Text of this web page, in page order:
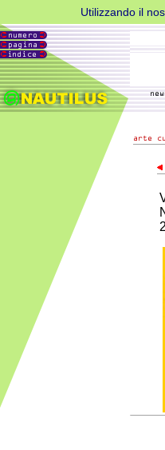
Utilizzando il
Copyright